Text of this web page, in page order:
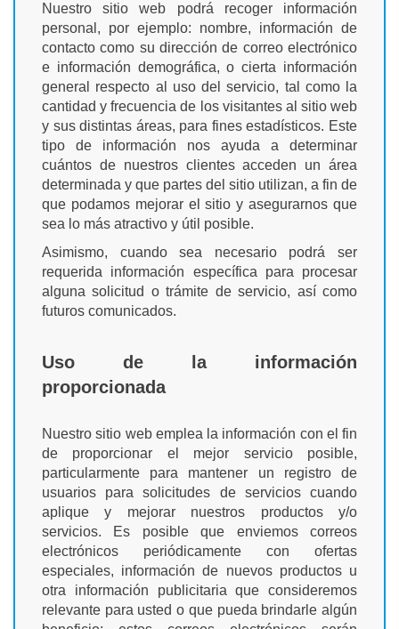
Nuestro sitio web podrá recoger información
personal, por ejemplo: nombre, información de
contacto como su dirección de correo electrónico
e información demográfica, o cierta información
general respecto al uso del servicio, tal como la
cantidad y frecuencia de los visitantes al sitio web
y sus distintas áreas, para fines estadísticos. Este
tipo de información nos ayuda a determinar
cuántos de nuestros clientes acceden un área
determinada y que partes del sitio utilizan, a fin de
que podamos mejorar el sitio y asegurarnos que
sea lo más atractivo y útil posible.
Asimismo, cuando sea necesario podrá ser
requerida información específica para procesar
alguna solicitud o trámite de servicio, así como
futuros comunicados.
Uso de la información
proporcionada
Nuestro sitio web emplea la información con el fin
de proporcionar el mejor servicio posible,
particularmente para mantener un registro de
usuarios para solicitudes de servicios cuando
aplique y mejorar nuestros productos y/o
servicios. Es posible que enviemos correos
electrónicos periódicamente con ofertas
especiales, información de nuevos productos u
otra información publicitaria que consideremos
relevante para usted o que pueda brindarle algún